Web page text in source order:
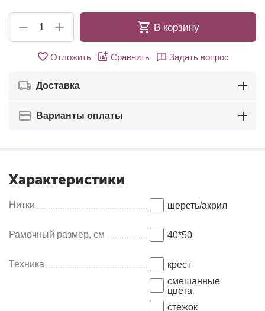
+
− В корзину
Отложить Сравнить Задать вопрос
Доставка
Варианты оплаты
Характеристики
Нитки шерсть/акрил
Рамочный размер, см 40*50
Техника
крест
смешанные
цвета
стежок